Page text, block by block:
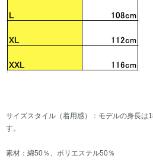
サイズスタイル（着用感）：モデルの身長は
す。
素材：綿50％、ポリエステル50％